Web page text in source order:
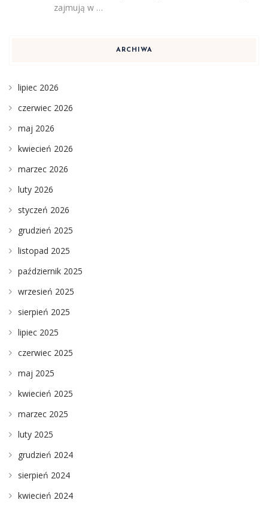
zajmują w …
ARCHIWA
lipiec 2026
czerwiec 2026
maj 2026
kwiecień 2026
marzec 2026
luty 2026
styczeń 2026
grudzień 2025
listopad 2025
październik 2025
wrzesień 2025
sierpień 2025
lipiec 2025
czerwiec 2025
maj 2025
kwiecień 2025
marzec 2025
luty 2025
grudzień 2024
sierpień 2024
kwiecień 2024